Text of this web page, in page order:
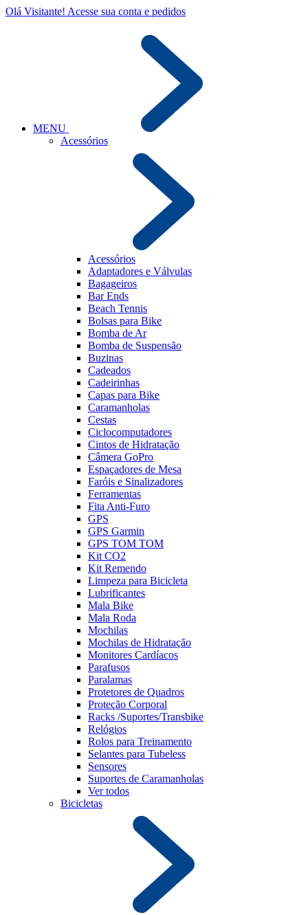
Olá Visitante! Acesse sua conta e pedidos
MENU
Acessórios
Acessórios
Adaptadores e Válvulas
Bagageiros
Bar Ends
Beach Tennis
Bolsas para Bike
Bomba de Ar
Bomba de Suspensão
Buzinas
Cadeados
Cadeirinhas
Capas para Bike
Caramanholas
Cestas
Ciclocomputadores
Cintos de Hidratação
Câmera GoPro
Espaçadores de Mesa
Faróis e Sinalizadores
Ferramentas
Fita Anti-Furo
GPS
GPS Garmin
GPS TOM TOM
Kit CO2
Kit Remendo
Limpeza para Bicicleta
Lubrificantes
Mala Bike
Mala Roda
Mochilas
Mochilas de Hidratação
Monitores Cardíacos
Parafusos
Paralamas
Protetores de Quadros
Proteção Corporal
Racks /Suportes/Transbike
Relógios
Rolos para Treinamento
Selantes para Tubeless
Sensores
Suportes de Caramanholas
Ver todos
Bicicletas